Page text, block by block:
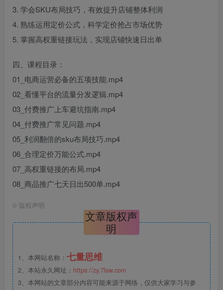
3. 学会SKU布局技巧，有效提升店铺整体利润
4. 熟练运用定价公式，科学定价抢占市场优势
5. 掌握高权重链接玩法，实现店铺快速日出单
四、课程目录：
01_电商运营必备的五项技能.mp4
02_看懂平台的流量分发逻辑.mp4
03_付费推广上车避坑指南.mp4
04_付费推广常见问题.mp4
05_利润翻倍的sku布局技巧.mp4
06_合理定价万能公式.mp4
07_高权重链接的布局.mp4
08_商品推广七天日出500单.mp4
© 版权声明
文章版权声
明
1、本网站名称： 七量思维
2、本站永久网址： https://zy.7lsw.com
3、本网站的文章部分内容可能来源于网络，仅供大家学习与参